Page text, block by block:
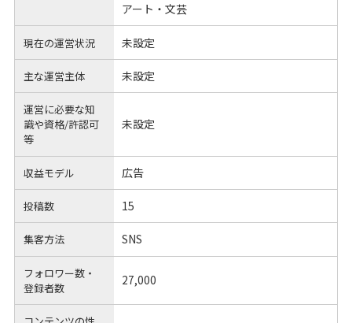
アート・文芸
現在の運営状況 未設定
主な運営主体 未設定
運営に必要な知
識や資格/許認可
等
未設定
収益モデル 広告
投稿数 15
集客方法 SNS
フォロワー数・
登録者数
27,000